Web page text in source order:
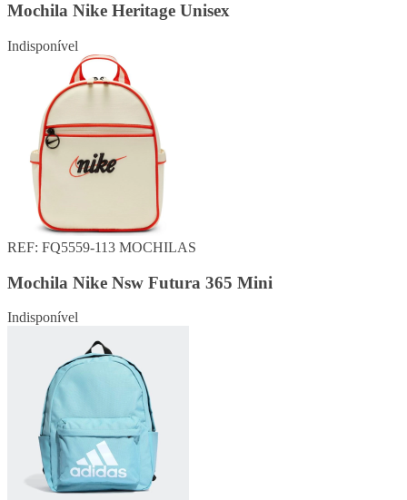
Mochila Nike Heritage Unisex
Indisponível
REF: FQ5559-113 MOCHILAS
Mochila Nike Nsw Futura 365 Mini
Indisponível